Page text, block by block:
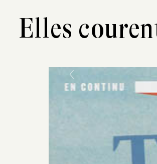
Elles